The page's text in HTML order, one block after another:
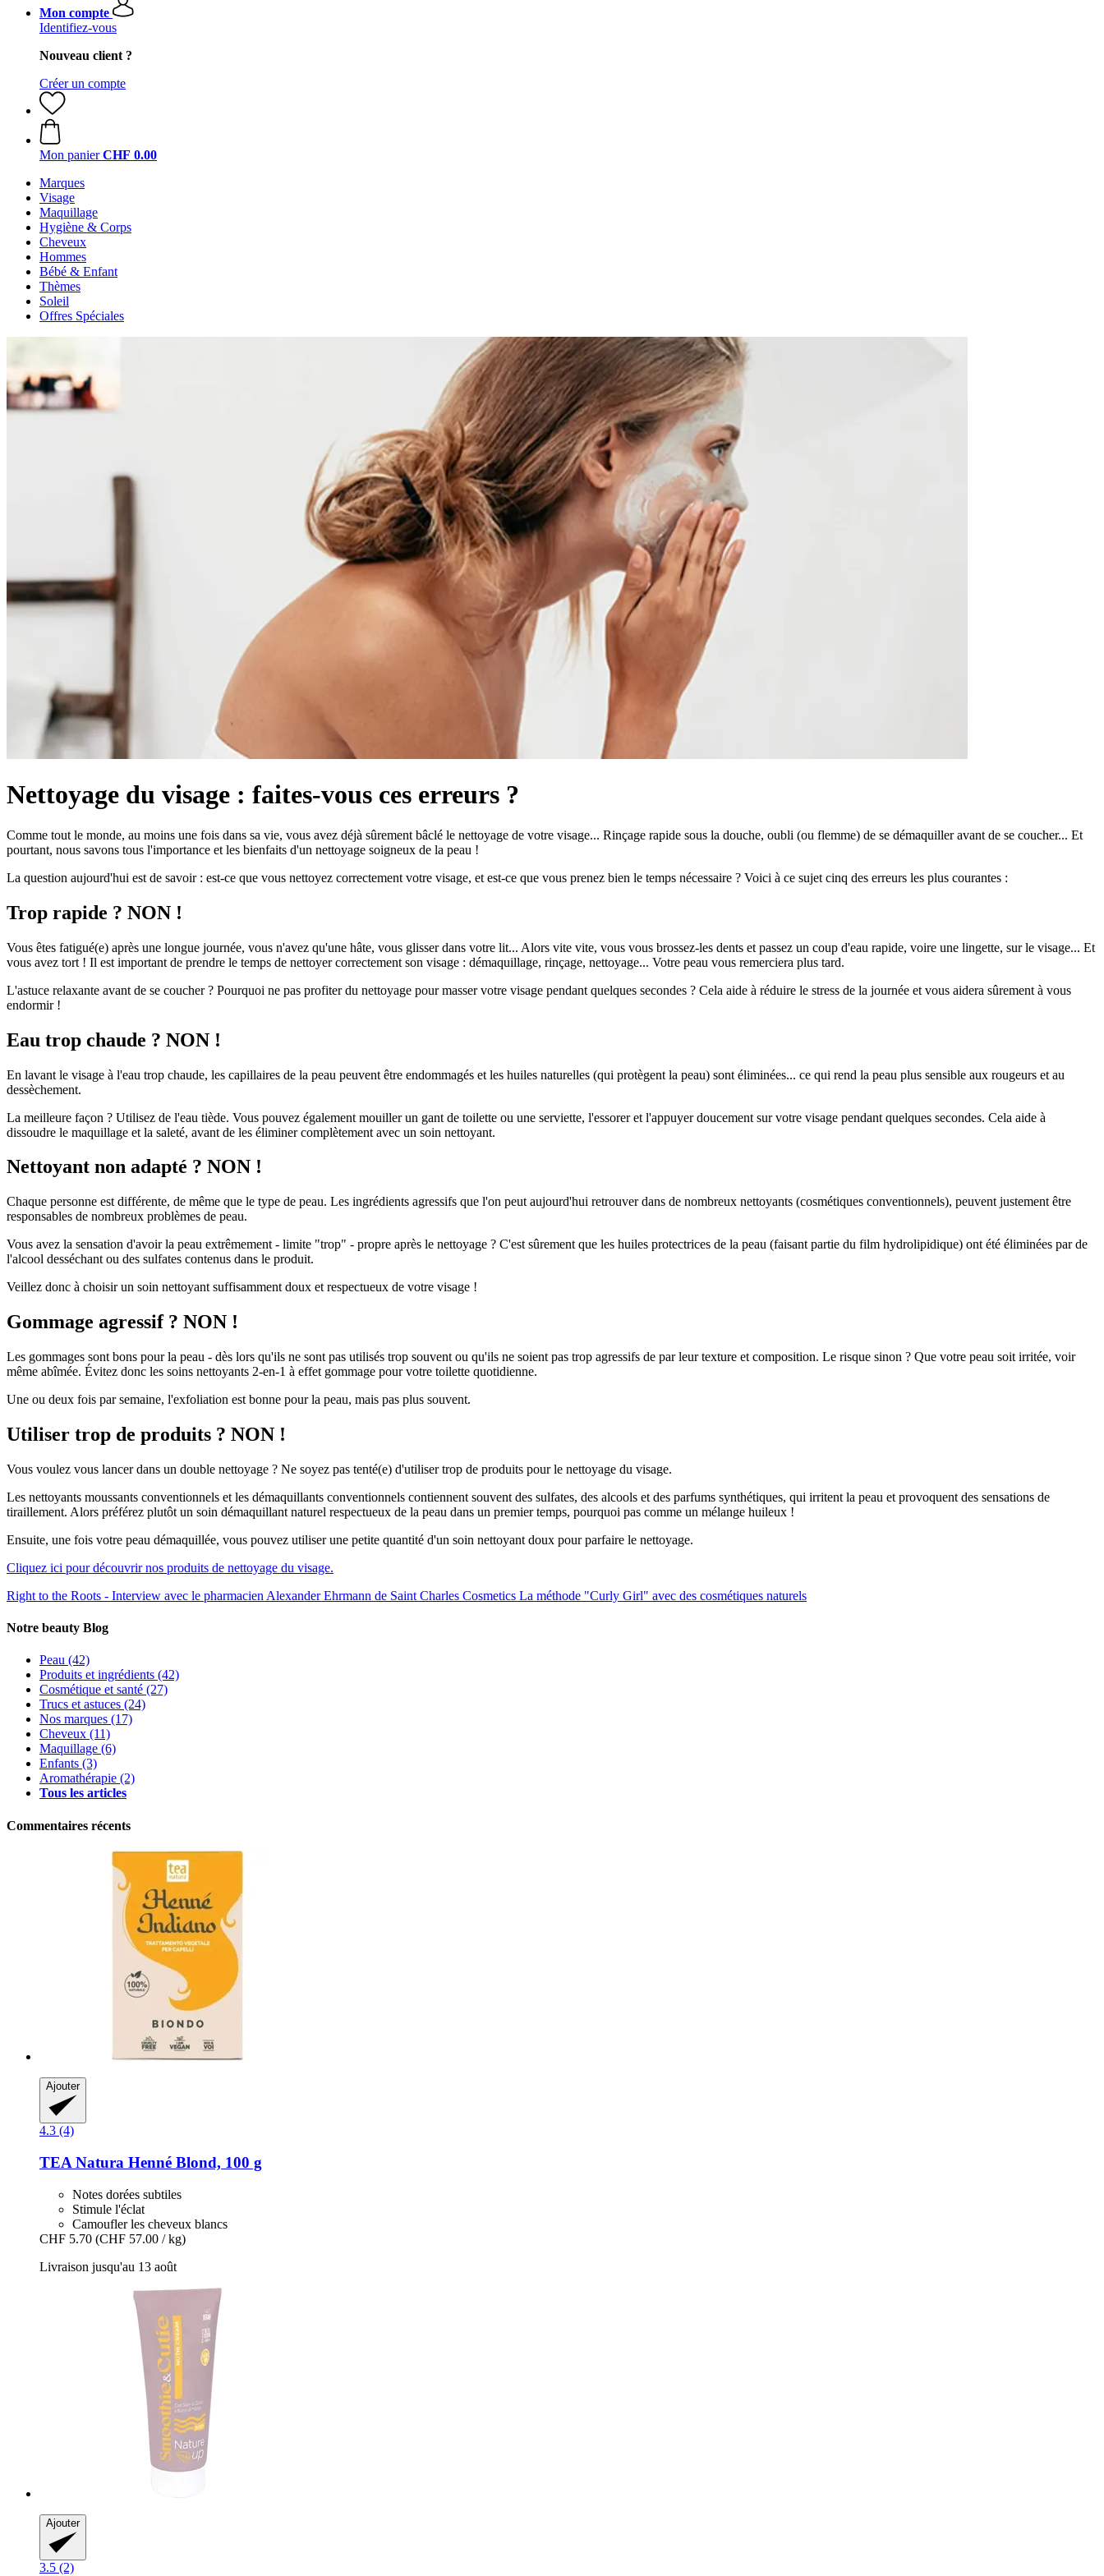
Mon compte
Identifiez-vous
Nouveau client ?
Créer un compte
Mon panier CHF 0.00
Marques
Visage
Maquillage
Hygiène & Corps
Cheveux
Hommes
Bébé & Enfant
Thèmes
Soleil
Offres Spéciales
Nettoyage du visage : faites-vous ces erreurs ?
Comme tout le monde, au moins une fois dans sa vie, vous avez déjà sûrement bâclé le nettoyage de votre visage... Rinçage rapide sous la douche, oubli (ou flemme) de se démaquiller avant de se coucher... Et
pourtant, nous savons tous l'importance et les bienfaits d'un nettoyage soigneux de la peau !
La question aujourd'hui est de savoir : est-ce que vous nettoyez correctement votre visage, et est-ce que vous prenez bien le temps nécessaire ? Voici à ce sujet cinq des erreurs les plus courantes :
Trop rapide ? NON !
Vous êtes fatigué(e) après une longue journée, vous n'avez qu'une hâte, vous glisser dans votre lit... Alors vite vite, vous vous brossez-les dents et passez un coup d'eau rapide, voire une lingette, sur le visage... Et
vous avez tort ! Il est important de prendre le temps de nettoyer correctement son visage : démaquillage, rinçage, nettoyage... Votre peau vous remerciera plus tard.
L'astuce relaxante avant de se coucher ? Pourquoi ne pas profiter du nettoyage pour masser votre visage pendant quelques secondes ? Cela aide à réduire le stress de la journée et vous aidera sûrement à vous
endormir !
Eau trop chaude ? NON !
En lavant le visage à l'eau trop chaude, les capillaires de la peau peuvent être endommagés et les huiles naturelles (qui protègent la peau) sont éliminées... ce qui rend la peau plus sensible aux rougeurs et au
dessèchement.
La meilleure façon ? Utilisez de l'eau tiède. Vous pouvez également mouiller un gant de toilette ou une serviette, l'essorer et l'appuyer doucement sur votre visage pendant quelques secondes. Cela aide à
dissoudre le maquillage et la saleté, avant de les éliminer complètement avec un soin nettoyant.
Nettoyant non adapté ? NON !
Chaque personne est différente, de même que le type de peau. Les ingrédients agressifs que l'on peut aujourd'hui retrouver dans de nombreux nettoyants (cosmétiques conventionnels), peuvent justement être
responsables de nombreux problèmes de peau.
Vous avez la sensation d'avoir la peau extrêmement - limite "trop" - propre après le nettoyage ? C'est sûrement que les huiles protectrices de la peau (faisant partie du film hydrolipidique) ont été éliminées par de
l'alcool desséchant ou des sulfates contenus dans le produit.
Veillez donc à choisir un soin nettoyant suffisamment doux et respectueux de votre visage !
Gommage agressif ? NON !
Les gommages sont bons pour la peau - dès lors qu'ils ne sont pas utilisés trop souvent ou qu'ils ne soient pas trop agressifs de par leur texture et composition. Le risque sinon ? Que votre peau soit irritée, voir
même abîmée. Évitez donc les soins nettoyants 2-en-1 à effet gommage pour votre toilette quotidienne.
Une ou deux fois par semaine, l'exfoliation est bonne pour la peau, mais pas plus souvent.
Utiliser trop de produits ? NON !
Vous voulez vous lancer dans un double nettoyage ? Ne soyez pas tenté(e) d'utiliser trop de produits pour le nettoyage du visage.
Les nettoyants moussants conventionnels et les démaquillants conventionnels contiennent souvent des sulfates, des alcools et des parfums synthétiques, qui irritent la peau et provoquent des sensations de
tiraillement. Alors préférez plutôt un soin démaquillant naturel respectueux de la peau dans un premier temps, pourquoi pas comme un mélange huileux !
Ensuite, une fois votre peau démaquillée, vous pouvez utiliser une petite quantité d'un soin nettoyant doux pour parfaire le nettoyage.
Cliquez ici pour découvrir nos produits de nettoyage du visage.
Right to the Roots - Interview avec le pharmacien Alexander Ehrmann de Saint Charles Cosmetics La méthode "Curly Girl" avec des cosmétiques naturels
Notre beauty Blog
Peau (42)
Produits et ingrédients (42)
Cosmétique et santé (27)
Trucs et astuces (24)
Nos marques (17)
Cheveux (11)
Maquillage (6)
Enfants (3)
Aromathérapie (2)
Tous les articles
Commentaires récents
Ajouter
4.3 (4)
TEA Natura Henné Blond, 100 g
Notes dorées subtiles
Stimule l'éclat
Camoufler les cheveux blancs
CHF 5.70 (CHF 57.00 / kg)
Livraison jusqu'au 13 août
Ajouter
3.5 (2)